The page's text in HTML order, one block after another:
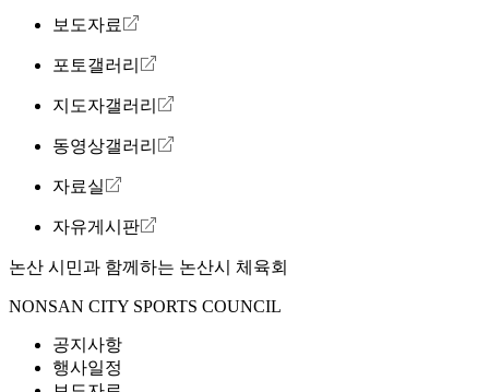
보도자료
포토갤러리
지도자갤러리
동영상갤러리
자료실
자유게시판
논산 시민과 함께하는 논산시 체육회
NONSAN CITY SPORTS COUNCIL
공지사항
행사일정